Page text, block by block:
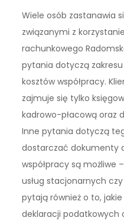
Wiele osób zastanawia
związanymi z
rachunkowego
pytania dotyczą
kosztów współpracy.
zajmuje się tylko
kadrowo-płacową oraz
Inne pytania dotyczą
dostarczać dokumenty
współpracy są możliwe
usług stacjonarnych
pytają również o to,
deklaracji podatkowych